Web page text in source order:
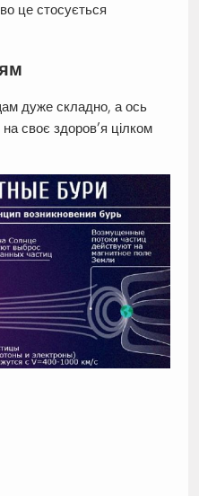
це стосується
дуже складно, а ось
своє здоров’я цілком